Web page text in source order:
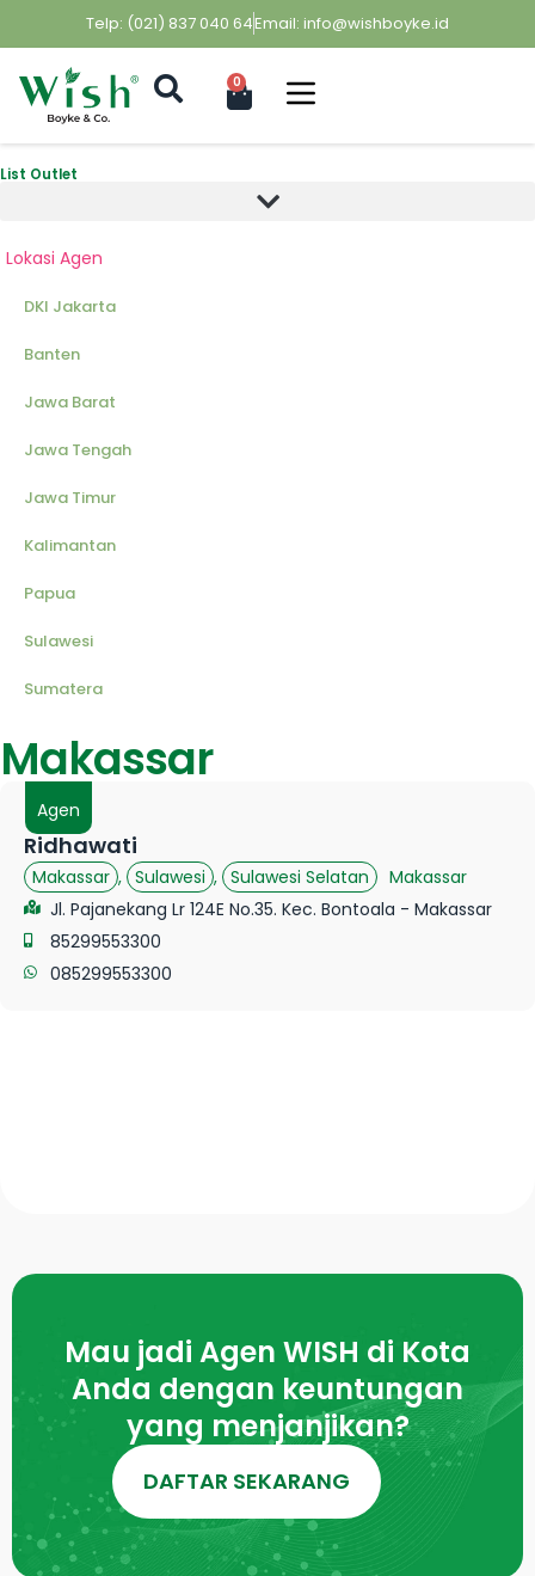
Telp: (021) 837 040 64Email: info@wishboyke.id
0
List Outlet
Lokasi Agen
DKI Jakarta
Banten
Jawa Barat
Jawa Tengah
Jawa Timur
Kalimantan
Papua
Sulawesi
Sumatera
Makassar
Agen
Ridhawati
Makassar , Sulawesi , Sulawesi Selatan
Makassar
Jl. Pajanekang Lr 124E No.35. Kec. Bontoala - Makassar
85299553300
085299553300
Mau jadi Agen WISH di Kota
Anda dengan keuntungan
yang menjanjikan?
DAFTAR SEKARANG